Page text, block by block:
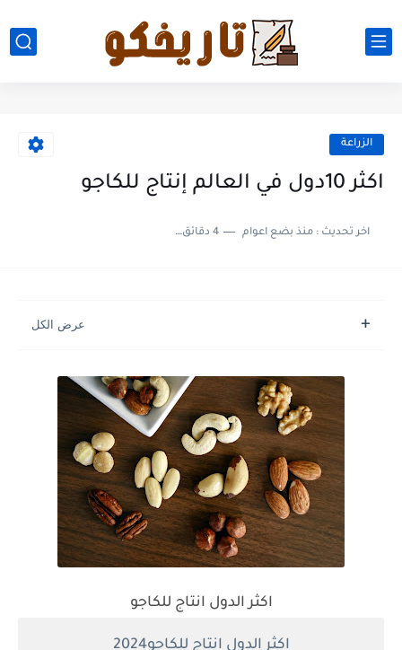
الزراعة
اكثر 10دول في العالم إنتاج للكاجو
اخر تحديث :منذ بضع اعوام 4 دقائق للقراءة
اكثر الدول انتاج للكاجو
اكثر الدول انتاج للكاجو2024